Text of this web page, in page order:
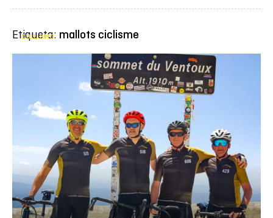
Etiqueta: mallots ciclisme
se viste
CICLISMO